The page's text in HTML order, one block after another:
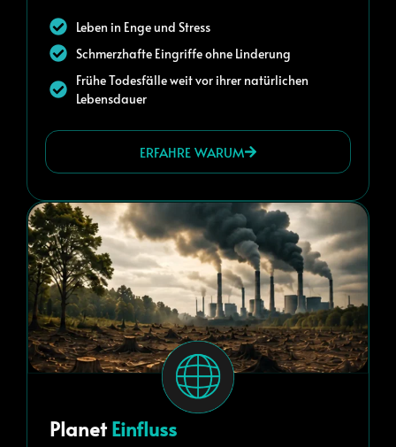
Leben in Enge und Stress
Schmerzhafte Eingriffe ohne Linderung
Frühe Todesfälle weit vor ihrer natürlichen
Lebensdauer
ERFAHRE WARUM
Planet Einfluss